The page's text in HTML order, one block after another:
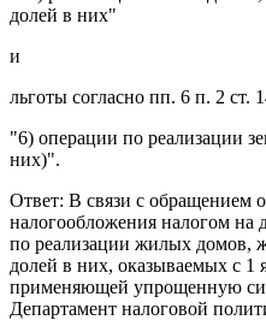
долей в них"
и
льготы согласно пп. 6 п. 2
"6) операции по реализации
них)".
Ответ: В связи с обращением
налогообложения налогом на
по реализации жилых домов,
долей в них, оказываемых с 1
применяющей упрощенную
Департамент налоговой